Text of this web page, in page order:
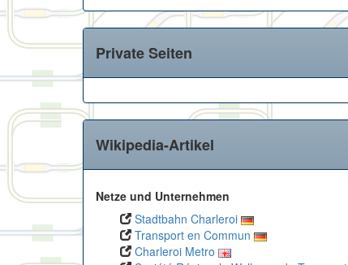
Private Seiten
Wikipedia-Artikel
Netze und Unternehmen
Stadtbahn Charleroi
Transport en Commun
Charleroi Metro